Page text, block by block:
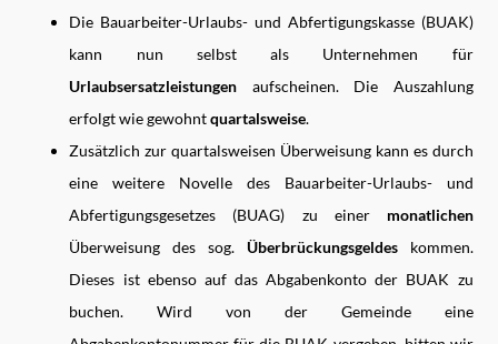
Die Bauarbeiter-Urlaubs- und Abfertigungskasse (BUAK)
kann nun selbst als Unternehmen für
Urlaubsersatzleistungen aufscheinen. Die Auszahlung
erfolgt wie gewohntquartalsweise.
Zusätzlich zur quartalsweisen Überweisung kann es durch
eine weitere Novelle des Bauarbeiter-Urlaubs- und
Abfertigungsgesetzes (BUAG) zu einer monatlichen
Überweisung des sog. Überbrückungsgeldeskommen.
Dieses ist ebenso auf das Abgabenkonto der BUAK zu
buchen. Wird von der Gemeinde eine